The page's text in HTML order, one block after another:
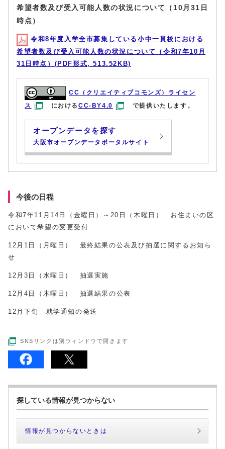
希望者数及び受入可能人数の状況について（10月31日
時点）
令和8年度入学全市募集している小中一貫校における
希望者数及び受入可能人数の状況について（令和7年10月
31日時点）(PDF形式, 513.52KB)
CC（クリエイティブコモンズ）ライセン
ス
におけるCC-BY4.0 で提供いたします。
オープンデータを探す
大阪市オープンデータポータルサイト
今後の日程
令和7年11月14日（金曜日）～20日（木曜日） お住まいの区
において希望の変更受付
12月1日（月曜日） 最終結果の公表及び抽選に関するお知ら
せ
12月3日（水曜日） 抽選実施
12月4日（木曜日） 抽選結果の公表
12月下旬 就学通知の発送
SNSリンクは別ウィンドウで開きます
探している情報が見つからない
情報が見つからないときは